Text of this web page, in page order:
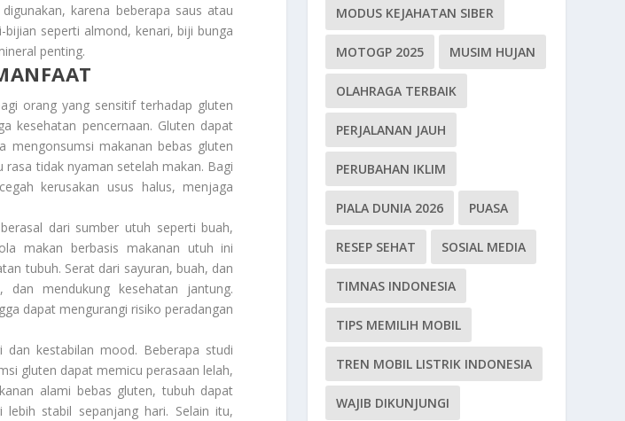
karena beberapa saus atau
seperti almond, kenari, biji bunga
penting.
orang yang sensitif terhadap gluten
kesehatan pencernaan. Gluten dapat
mengonsumsi makanan bebas gluten
tidak nyaman setelah makan. Bagi
kerusakan usus halus, menjaga
dari sumber utuh seperti buah,
makan berbasis makanan utuh ini
tubuh. Serat dari sayuran, buah, dan
mendukung kesehatan jantung.
dapat mengurangi risiko peradangan
kestabilan mood. Beberapa studi
gluten dapat memicu perasaan lelah,
alami bebas gluten, tubuh dapat
stabil sepanjang hari. Selain itu,
MODUS KEJAHATAN SIBER
MOTOGP 2025 MUSIM HUJAN
OLAHRAGA TERBAIK
PERJALANAN JAUH
PERUBAHAN IKLIM
PIALA DUNIA 2026 PUASA
RESEP SEHAT SOSIAL MEDIA
TIMNAS INDONESIA
TIPS MEMILIH MOBIL
TREN MOBIL LISTRIK INDONESIA
WAJIB DIKUNJUNGI